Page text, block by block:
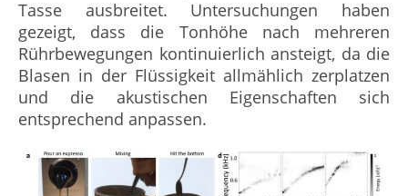
Tasse ausbreitet. Untersuchungen haben
gezeigt, dass die Tonhöhe nach mehreren
Rührbewegungen kontinuierlich ansteigt, da die
Blasen in der Flüssigkeit allmählich zerplatzen
und die akustischen Eigenschaften sich
entsprechend anpassen.